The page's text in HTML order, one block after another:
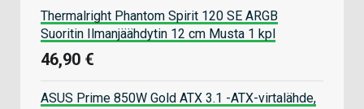
Thermalright Phantom Spirit 120 SE ARGB
Suoritin Ilmanjäähdytin 12 cm Musta 1 kpl
46,90 €
ASUS Prime 850W Gold ATX 3.1 -ATX-virtalähde,